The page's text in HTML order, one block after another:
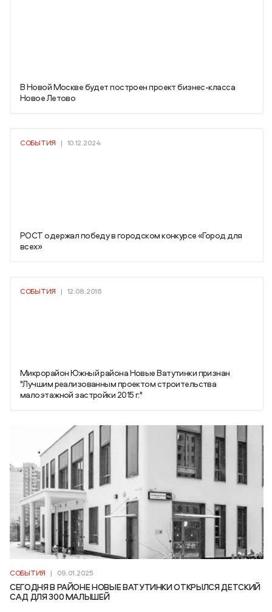
В Новой Москве будет построен проект бизнес-класса
Новое Летово
СОБЫТИЯ | 10.12.2024
РОСТ одержал победу в городском конкурсе «Город для
всех»
СОБЫТИЯ | 12.08.2016
Микрорайон Южный района Новые Ватутинки признан
"Лучшим реализованным проектом строительства
малоэтажной застройки 2015 г."
СОБЫТИЯ | 09.01.2025
СЕГОДНЯ В РАЙОНЕ НОВЫЕ ВАТУТИНКИ ОТКРЫЛСЯ ДЕТСКИЙ
САД ДЛЯ 300 МАЛЫШЕЙ